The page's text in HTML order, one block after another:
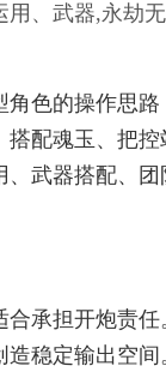
、武器,永劫
色的操作思
配魂玉、把
武器搭配、
承担开炮责任
稳定输出空